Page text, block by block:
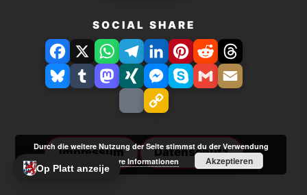
SOCIAL SHARE
Facebook
X WhatsApp
Telegram
LinkedInPinterest
RedditThreads
BlueskyTumblrMastodon
XingFacebook
Messenger
SkypeGmailE-
Drucken
Link
Impressum
Datenschutz
Op Platt anzeije
Durch die weitere Nutzung der Seite stimmst du der Verwendung
Weitere Informationen Akzeptieren